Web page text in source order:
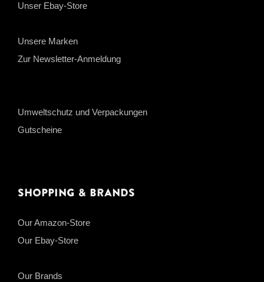
Unser Ebay-Store
Unsere Marken
Zur Newsletter-Anmeldung
Umweltschutz und Verpackungen
Gutscheine
Shopping & Brands
Our Amazon-Store
Our Ebay-Store
Our Brands